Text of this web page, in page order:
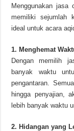
Menggunakan jasa
memiliki sejumlah
ideal untuk acara
1. Menghemat
Dengan memilih
banyak waktu
pengantaran.
hingga penyajian,
lebih banyak waktu
2. Hidangan yang